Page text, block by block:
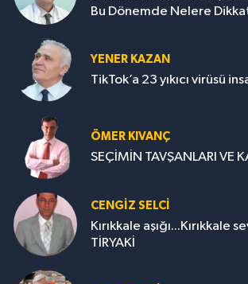
Bu Dönemde Nelere
YENER KAZAN
TikTok’a 23 yıkıcı virüsü
ÖMER KIVANÇ
SEÇİMİN TAVŞANLARI VE
CENGİZ SELCİ
Kırıkkale aşığı...Kırıkkale
TİRYAKİ